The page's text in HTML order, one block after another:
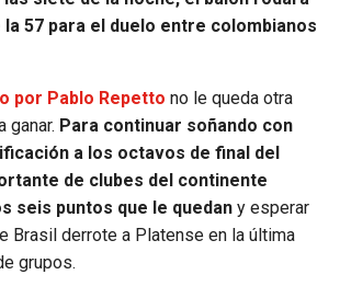
la 57 para el duelo entre colombianos
por Pablo Repetto no le queda otra
ganar. Para continuar soñando con
a los octavos de final del
de clubes del continente
seis puntos que le quedan y esperar
Brasil derrote a Platense en la última
grupos.